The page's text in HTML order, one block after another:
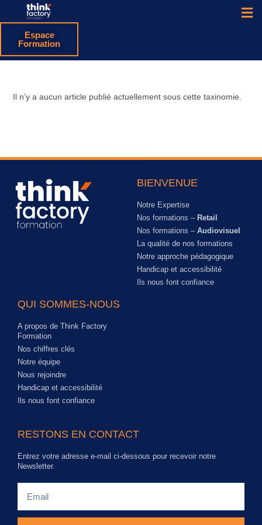
Espace
Formation
Il n’y a aucun article publié actuellement sous cette taxinomie.
BIENVENUE
Notre Expertise
Nos formations – Retail
Nos formations – Audiovisuel
La qualité de nos formations
Notre approche pédagogique
Handicap et accessibilité
Ils nous font confiance
QUI SOMMES-NOUS
A propos de Think Factory
Formation
Nos chiffres clés
Notre équipe
Nous rejoindre
Handicap et accessibilité
Ils nous font confiance
RESTONS EN CONTACT
Entrez votre adresse e-mail ci-dessous pour recevoir notre
Newsletter.